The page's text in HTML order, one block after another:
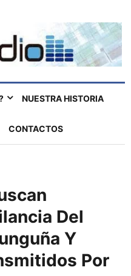
NUESTRA HISTORIA
CONTACTOS
Del
Y
Por